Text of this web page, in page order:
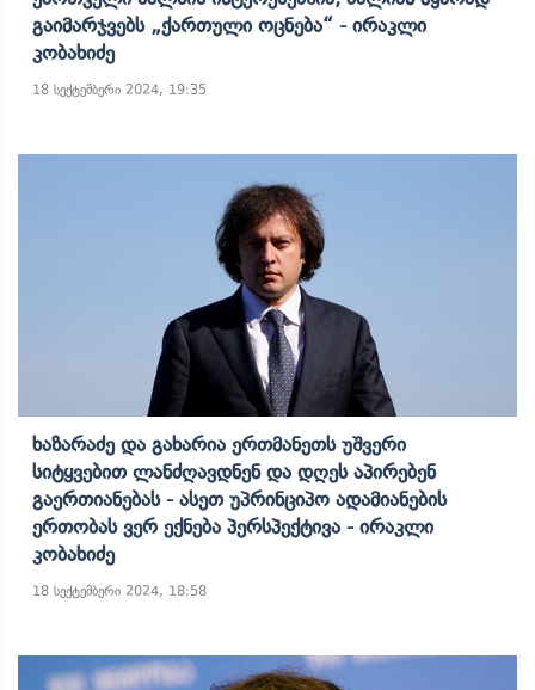
Გაიმარჯვებს „ქართული Ოცნება“ - Ირაკლი
Კობახიძე
18 სექტემბერი 2024, 19:35
Ხაზარაძე Და Გახარია Ერთმანეთს Უშვერი
Სიტყვებით Ლანძღავდნენ Და Დღეს Აპირებენ
Გაერთიანებას - Ასეთ Უპრინციპო Ადამიანების
Ერთობას Ვერ Ექნება Პერსპექტივა - Ირაკლი
Კობახიძე
18 სექტემბერი 2024, 18:58